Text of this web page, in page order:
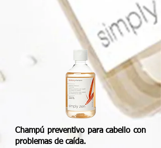
Champú preventivo para cabello con
problemas de caída.